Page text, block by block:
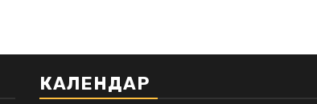
КАЛЕНДАР